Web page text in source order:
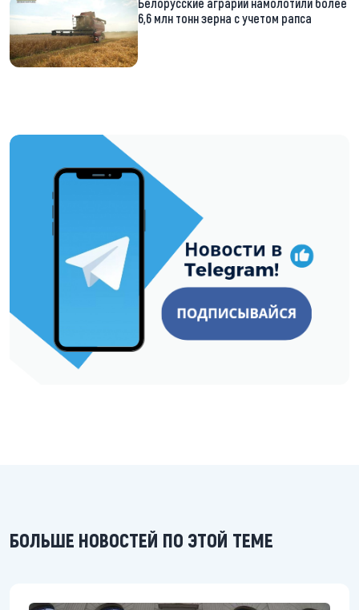
Белорусские аграрии намолотили более
6,6 млн тонн зерна с учетом рапса
https://t.me/minskctvby
БОЛЬШЕ НОВОСТЕЙ ПО ЭТОЙ ТЕМЕ